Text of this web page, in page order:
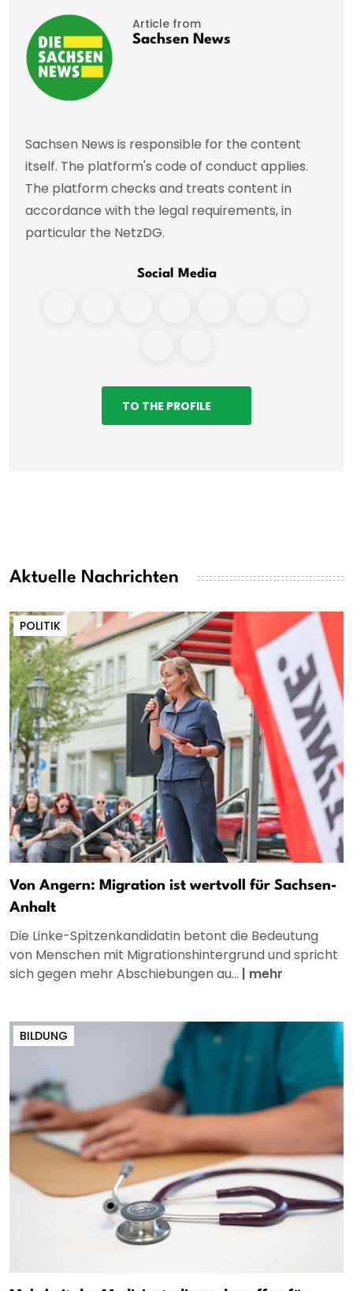
Article from
Sachsen News
Sachsen News is responsible for the content
itself. The platform's code of conduct applies.
The platform checks and treats content in
accordance with the legal requirements, in
particular the NetzDG.
Social Media
TO THE PROFILE
Aktuelle Nachrichten
POLITIK
Von Angern: Migration ist wertvoll für Sachsen-
Anhalt
Die Linke-Spitzenkandidatin betont die Bedeutung
von Menschen mit Migrationshintergrund und spricht
sich gegen mehr Abschiebungen au... | mehr
BILDUNG